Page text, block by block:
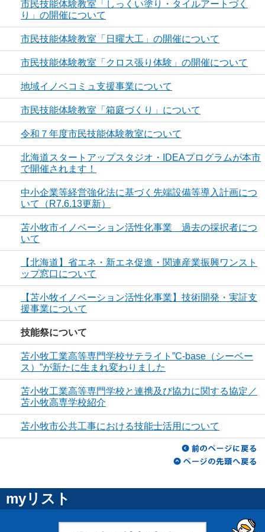
市民技能体験教室「しっくい塗り・タイルアートづく
り」の開催について
市民技能体験教室「日曜大工」の開催について
市民技能体験教室「クロス張り体験」の開催について
地域イノベコミュ支援事業について
市民技能体験教室「箱庭づくり」について
令和７年度市民技能体験教室について
北海道スタートアップスタジオ・IDEAプログラムが本市
で開催されます！
中小企業等経営強化法に基づく先端設備等導入計画につ
いて（R7.6.13更新）
苫小牧市イノベーション活性化事業 過去の採択者につ
いて
【北海道】省エネ・新エネ促進・関連産業振興ワンスト
ップ窓口について
【苫小牧イノベーション活性化事業】技術開発・実証支
援事業について
技能祭について
苫小牧工業高等専門学校サテライト”C-base（シーベー
ス）”が新たに生まれ変わりました
苫小牧工業高等専門学校と連携及び協力に関する協定／
苫小牧高専学校紹介
苫小牧市公共工事における技能士活用について
myリスト